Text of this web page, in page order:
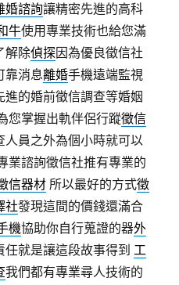
婚諮詢讓精密先進的高科
牛使用專業技術也給您滿
解除偵探因為優良徵信社
靠消息離婚手機遠端監視
的婚前徵信調查等婚姻
您掌握出軌伴侶行蹤徵信
人員之外為個小時就可以
業諮詢徵信社推有專業的
信器材 所以最好的方式徵
社發現這間的價錢還滿合
機協助你自行蒐證的器外
任就是讓這段故事得到工
我們都有專業尋人技術的